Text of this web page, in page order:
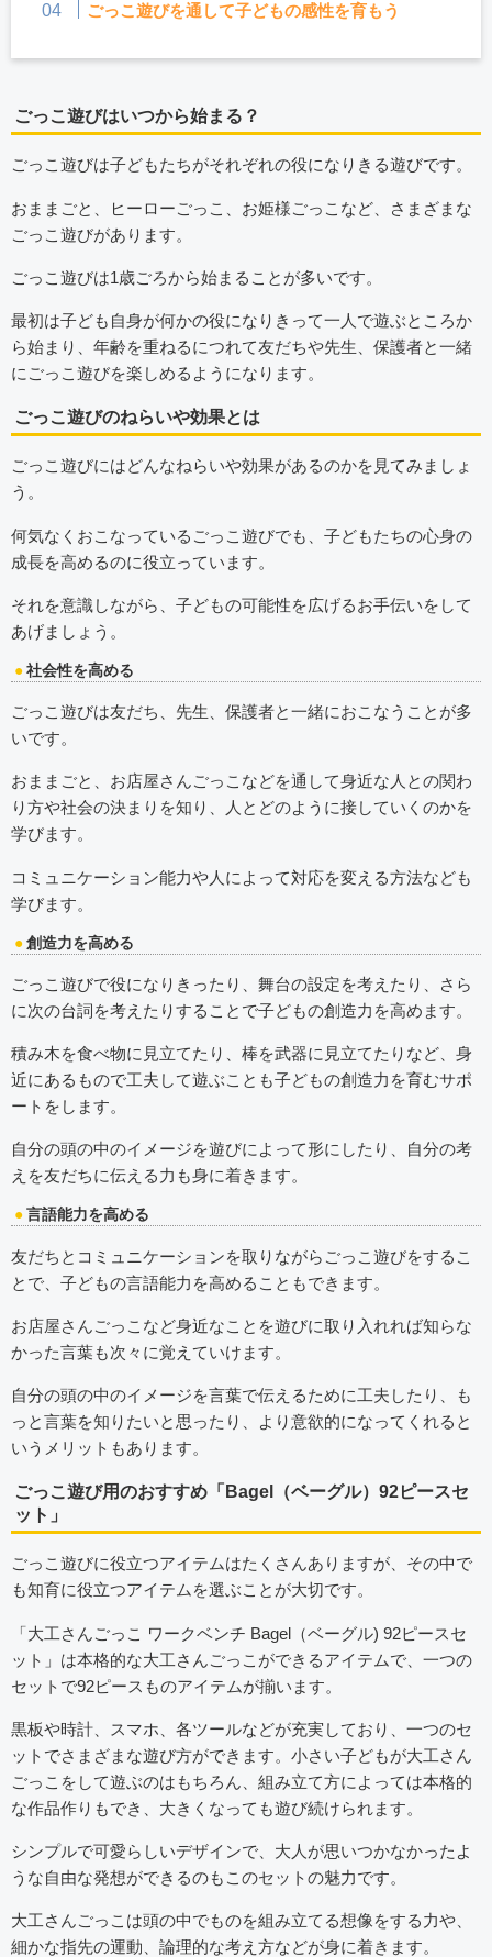
ごっこ遊びを通して子どもの感性を育もう
ごっこ遊びはいつから始まる？
ごっこ遊びは子どもたちがそれぞれの役になりきる遊びです。
おままごと、ヒーローごっこ、お姫様ごっこなど、さまざまな
ごっこ遊びがあります。
ごっこ遊びは1歳ごろから始まることが多いです。
最初は子ども自身が何かの役になりきって一人で遊ぶところか
ら始まり、年齢を重ねるにつれて友だちや先生、保護者と一緒
にごっこ遊びを楽しめるようになります。
ごっこ遊びのねらいや効果とは
ごっこ遊びにはどんなねらいや効果があるのかを見てみましょ
う。
何気なくおこなっているごっこ遊びでも、子どもたちの心身の
成長を高めるのに役立っています。
それを意識しながら、子どもの可能性を広げるお手伝いをして
あげましょう。
社会性を高める
ごっこ遊びは友だち、先生、保護者と一緒におこなうことが多
いです。
おままごと、お店屋さんごっこなどを通して身近な人との関わ
り方や社会の決まりを知り、人とどのように接していくのかを
学びます。
コミュニケーション能力や人によって対応を変える方法なども
学びます。
創造力を高める
ごっこ遊びで役になりきったり、舞台の設定を考えたり、さら
に次の台詞を考えたりすることで子どもの創造力を高めます。
積み木を食べ物に見立てたり、棒を武器に見立てたりなど、身
近にあるもので工夫して遊ぶことも子どもの創造力を育むサポ
ートをします。
自分の頭の中のイメージを遊びによって形にしたり、自分の考
えを友だちに伝える力も身に着きます。
言語能力を高める
友だちとコミュニケーションを取りながらごっこ遊びをするこ
とで、子どもの言語能力を高めることもできます。
お店屋さんごっこなど身近なことを遊びに取り入れれば知らな
かった言葉も次々に覚えていけます。
自分の頭の中のイメージを言葉で伝えるために工夫したり、も
っと言葉を知りたいと思ったり、より意欲的になってくれると
いうメリットもあります。
ごっこ遊び用のおすすめ「Bagel（ベーグル）92ピースセ
ット」
ごっこ遊びに役立つアイテムはたくさんありますが、その中で
も知育に役立つアイテムを選ぶことが大切です。
「大工さんごっこ ワークベンチ Bagel（ベーグル) 92ピースセ
ット」は本格的な大工さんごっこができるアイテムで、一つの
セットで92ピースものアイテムが揃います。
黒板や時計、スマホ、各ツールなどが充実しており、一つのセ
ットでさまざまな遊び方ができます。小さい子どもが大工さん
ごっこをして遊ぶのはもちろん、組み立て方によっては本格的
な作品作りもでき、大きくなっても遊び続けられます。
シンプルで可愛らしいデザインで、大人が思いつかなかったよ
うな自由な発想ができるのもこのセットの魅力です。
大工さんごっこは頭の中でものを組み立てる想像をする力や、
細かな指先の運動、論理的な考え方などが身に着きます。